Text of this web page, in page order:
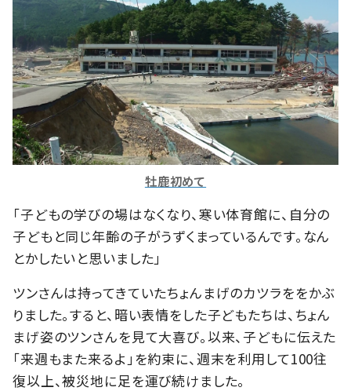
牡鹿初めて
「子どもの学びの場はなくなり、寒い体育館に、自分の
子どもと同じ年齢の子がうずくまっているんです。なん
とかしたいと思いました」
ツンさんは持ってきていたちょんまげのカツラををかぶ
りました。すると、暗い表情をした子どもたちは、ちょん
まげ姿のツンさんを見て大喜び。以来、子どもに伝えた
「来週もまた来るよ」を約束に、週末を利用して100往
復以上、被災地に足を運び続けました。